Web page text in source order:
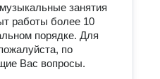
занятия
работы более 10
порядке. Для
по
Вас вопросы.